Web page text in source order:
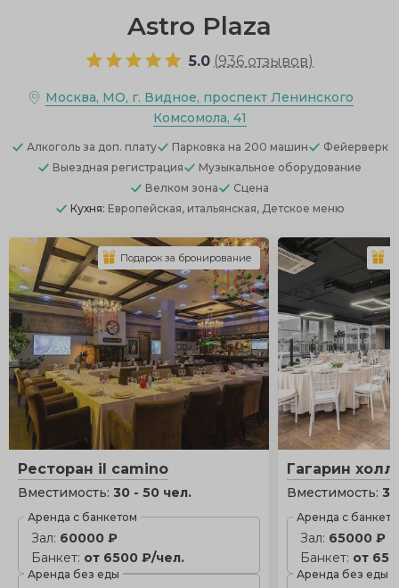
Astro Plaza
5.0 (936 отзывов)
Москва, МО, г. Видное, проспект Ленинского
Комсомола, 41
Алкоголь за доп. плату Парковка на 200 машин
Фейерверк
Выездная регистрация
Музыкальное оборудование
Велком зона
Сцена
Кухня: Европейская, итальянская, Детское меню
Ресторан il camino
Вместимость: 30 - 50 чел.
Аренда с банкетом
Зал: 60000 ₽
Банкет: от 6500 ₽/чел.
Аренда без еды
Подарок за бронирование
Гагарин холл
Вместимость:
Аренда с
Зал: 65000 ₽
Банкет: от
Аренда без еды